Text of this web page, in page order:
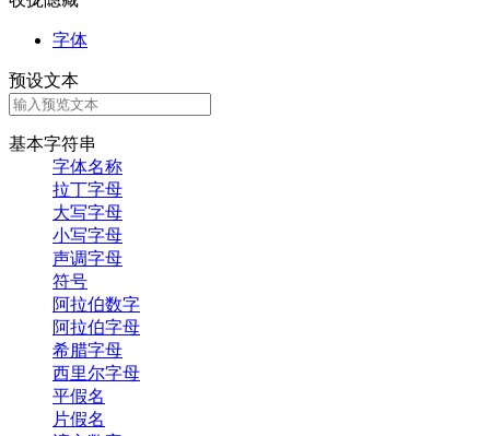
字体
预设文本
基本字符串
字体名称
拉丁字母
大写字母
小写字母
声调字母
符号
阿拉伯数字
阿拉伯字母
希腊字母
西里尔字母
平假名
片假名